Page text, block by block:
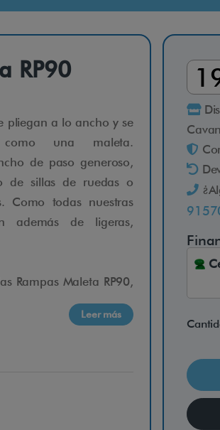
RP90
pliegan a lo ancho y se
como una maleta.
de paso generoso,
de sillas de ruedas o
Como todas nuestras
además de ligeras,
Rampas Maleta RP90,
como para llevarlas de
segura y sencilla para
no es necesario
al lado de la otra
de la silla o scooter,
Leer más